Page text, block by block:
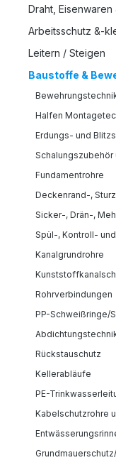
Draht, Eisenwaren
Arbeitsschutz &-
Leitern / Steigen
Baustoffe &
Halfen
Erdungs- und
Schalungszubehör
Fundamentrohre
Deckenrand-,
Sicker-, Drän-,
Spül-, Kontroll-
Kanalgrundrohre
Rohrverbindungen
PP-Schweißringe/
Rückstauschutz
Kellerabläufe
PE-
Kabelschutzrohre